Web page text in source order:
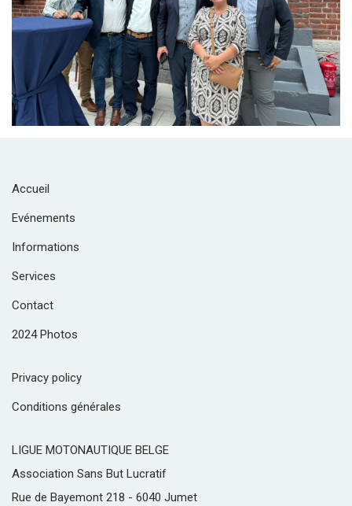
Accueil
Evénements
Informations
Services
Contact
2024 Photos
Privacy policy
Conditions générales
LIGUE MOTONAUTIQUE BELGE
Association Sans But Lucratif
Rue de Bayemont 218 - 6040 Jumet